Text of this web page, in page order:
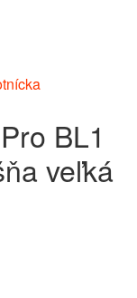
BL1
veľká